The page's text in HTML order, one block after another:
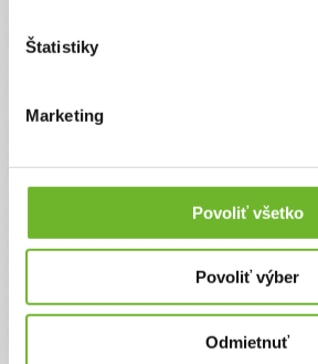
Štatistiky
Marketing
Povoliť všetko
Povoliť výber
Odmietnuť
Podakovanie
Veľmi pekne ďakujem všetkým dobrým
oblečenie , jedlo a dovoliť si výmenu okna a